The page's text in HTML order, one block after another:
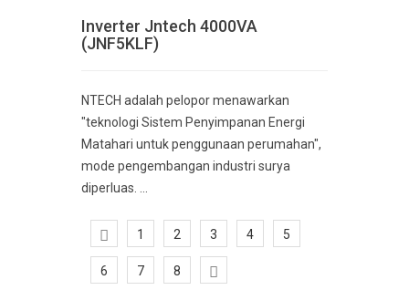
Inverter Jntech 4000VA
(JNF5KLF)
NTECH adalah pelopor menawarkan
"teknologi Sistem Penyimpanan Energi
Matahari untuk penggunaan perumahan",
mode pengembangan industri surya
diperluas. ...
1 2 3 4 5
6 7 8